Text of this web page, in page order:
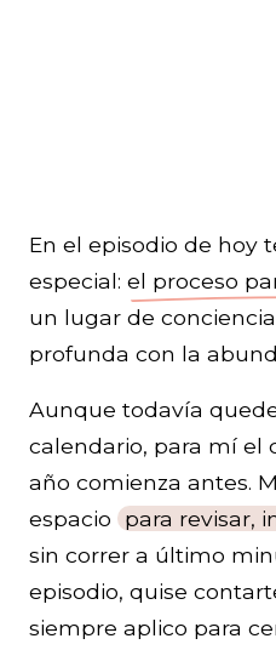
En el episodio de hoy
especial: el proceso
un lugar de
profunda con la
Aunque todavía
calendario, para mí el
año comienza antes.
espacio
para revisar,
sin correr a último
episodio, quise
siempre aplico para